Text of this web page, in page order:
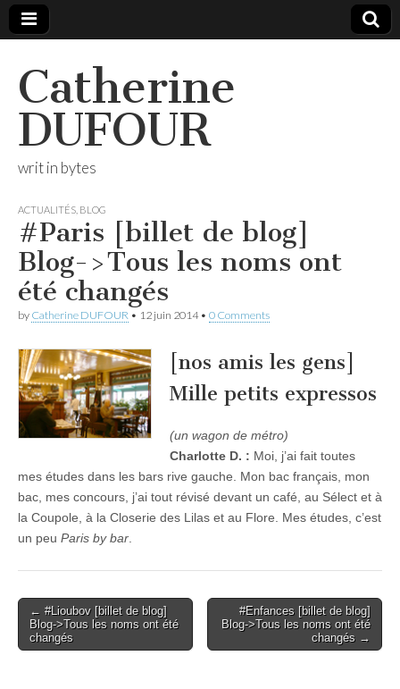
Catherine
DUFOUR
writ in bytes
ACTUALITÉS BLOG
#Paris [billet de blog]
Blog->Tous les noms ont
été changés
by Catherine DUFOUR • 12 juin 2014• 0 Comments
[nos amis les gens]
Mille petits expressos
(un wagon de métro)
Charlotte D. : Moi, j’ai fait toutes
mes études dans les bars rive gauche. Mon bac français, mon
bac, mes concours, j’ai tout révisé devant un café, au Sélect et à
la Coupole, à la Closerie des Lilas et au Flore. Mes études, c’est
un peu Paris by bar
Post
navigation
← #Lioubov [billet de blog]
Blog->Tous les noms ont été
changés
#Enfances [billet de blog]
Blog->Tous les noms ont été
changés →